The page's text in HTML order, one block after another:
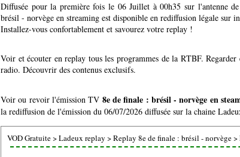
Diffusée pour la première fois le 06 Juillet à 00h35 sur l'antenne
brésil - norvège en streaming est disponible en rediffusion légale sur
Installez-vous confortablement et savourez votre replay !
Voir et écouter en replay tous les programmes de la RTBF.
radio. Découvrir des contenus exclusifs.
Voir ou revoir l'émission TV 8e de finale : brésil - norvège en
la rediffusion de l'émission du 06/07/2026 diffusée sur la chaine
VOD Gratuite>Ladeux replay >Replay 8e de finale : brésil - norvège>